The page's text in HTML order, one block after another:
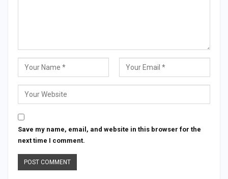
Save my name, email, and website in this browser for the
next time I comment.